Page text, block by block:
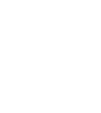
wurde
große Aufstand